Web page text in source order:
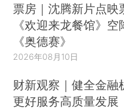
票房｜沈腾新片点映
《欢迎来龙餐馆》空
《奥德赛》
2026年08月10日
财新观察｜健全金融
更好服务高质量发展